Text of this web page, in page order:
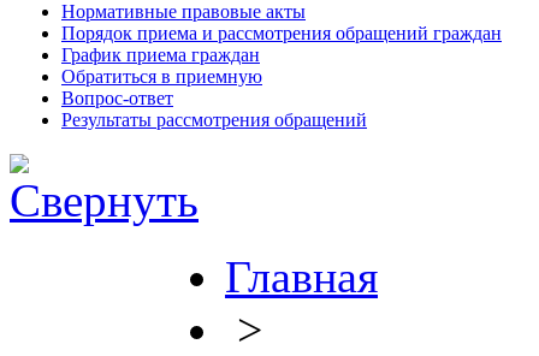
Нормативные правовые акты
Порядок приема и рассмотрения обращений граждан
График приема граждан
Обратиться в приемную
Вопрос-ответ
Результаты рассмотрения обращений
Главная
>